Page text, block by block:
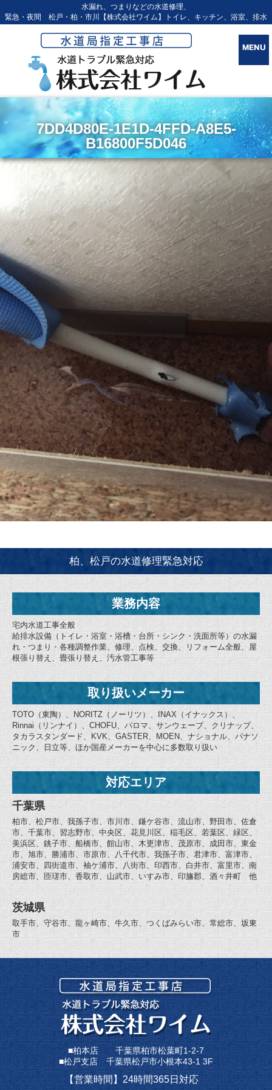
水漏れ、つまりなどの水道修理、
緊急・夜間 松戸・柏・市川【株式会社ワイム】トイレ、キッチン、浴室、排水
7DD4D80E-1E1D-4FFD-A8E5-
B16800F5D046
柏、松戸の水道修理緊急対応
業務内容
宅内水道工事全般
給排水設備（トイレ・浴室・浴槽・台所・シンク・洗面所等）の水漏
れ・つまり・各種調整作業、修理、点検、交換、リフォーム全般、屋
根張り替え、畳張り替え、汚水管工事等
取り扱いメーカー
TOTO（東陶）、NORITZ（ノーリツ）、INAX（イナックス）、
Rinnai（リンナイ）、CHOFU、パロマ、サンウェーブ、クリナップ、
タカラスタンダード、KVK、GASTER、MOEN、ナショナル、パナソ
ニック、日立等、ほか国産メーカーを中心に多数取り扱い
対応エリア
千葉県
柏市、松戸市、我孫子市、市川市、鎌ケ谷市、流山市、野田市、佐倉
市、千葉市、習志野市、中央区、花見川区、稲毛区、若葉区、緑区、
美浜区、銚子市、船橋市、館山市、木更津市、茂原市、成田市、東金
市、旭市、勝浦市、市原市、八千代市、我孫子市、君津市、富津市、
浦安市、四街道市、袖ケ浦市、八街市、印西市、白井市、富里市、南
房総市、匝瑳市、香取市、山武市、いすみ市、印旛郡、酒々井町 他
茨城県
取手市、守谷市、龍ヶ崎市、牛久市、つくばみらい市、常総市、坂東
市
■柏本店 千葉県柏市松葉町1-2-7
■松戸支店 千葉県松戸市小根本43-1 3F
【営業時間】24時間365日対応